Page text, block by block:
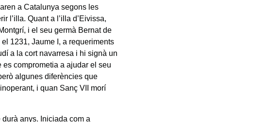
a Catalunya segons les
l’illa. Quant a l’illa d’Eivissa,
i el seu germà Bernat de
1231, Jaume I, a requeriments
a la cort navarresa i hi signà un
es comprometia a ajudar el seu
algunes diferències que
i quan Sanç VII morí
durà anys. Iniciada com a